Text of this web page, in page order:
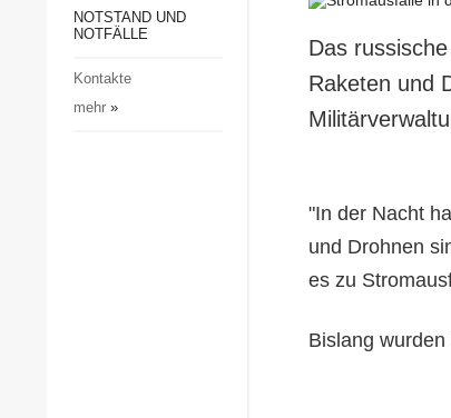
Gesellschaft und Kultur
Notstand und Notfälle
NOTSTAND UND
NOTFÄLLE
Kontakte
mehr»
Das
Raketen und
"In der Nacht
und Drohnen
es zu
Bislang